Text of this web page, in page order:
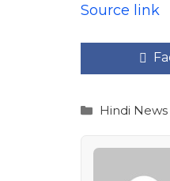
Source link
Categories
Hindi News